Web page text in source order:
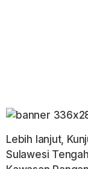
Lebih lanjut,
Sulawesi